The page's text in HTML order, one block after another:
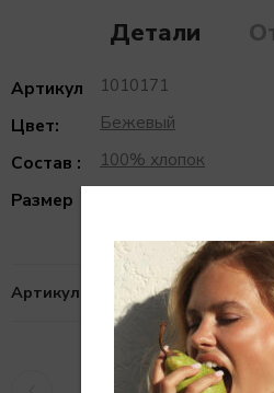
Детали
Артикул
1010171
Цвет:
Бежевый
Состав :
100% хлопок
Размер
Артикул: 1010171